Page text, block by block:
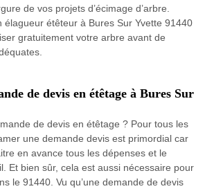
de vos projets d’écimage d’arbre.
élagueur étêteur à Bures Sur Yvette 91440
gratuitement votre arbre avant de
de devis en étêtage à Bures Sur
de devis en étêtage ? Pour tous les
une demande devis est primordial car
en avance tous les dépenses et le
Et bien sûr, cela est aussi nécessaire pour
le 91440. Vu qu’une demande de devis